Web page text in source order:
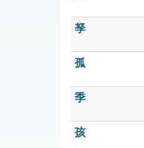
孥
孤
季
孩